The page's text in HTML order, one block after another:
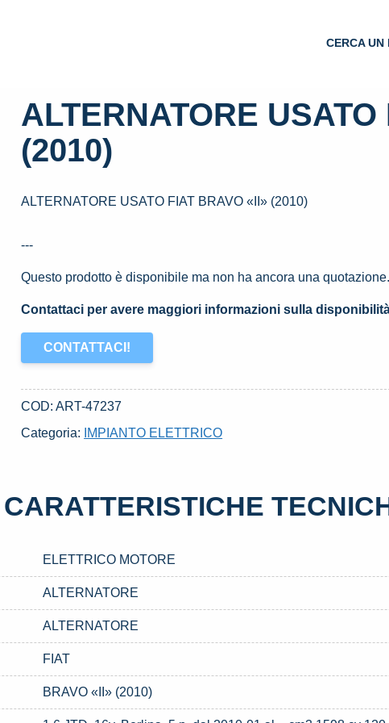
CERCA UN
ALTERNATORE
(2010)
ALTERNATORE USATO FIAT BRAVO «II» (2010)
---
Questo prodotto è disponibile ma non ha ancora una
Contattaci per avere maggiori informazioni sulla
CONTATTACI!
COD:ART-47237
Categoria:
IMPIANTO ELETTRICO
CARATTERISTICHE
ELETTRICO MOTORE
ALTERNATORE
ALTERNATORE
FIAT
BRAVO «II» (2010)